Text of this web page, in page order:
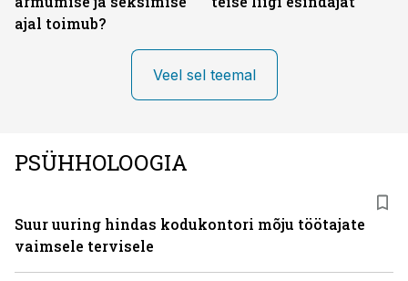
ajal toimub?
Veel sel teemal
PSÜHHOLOOGIA
Suur uuring hindas kodukontori mõju töötajate
vaimsele tervisele